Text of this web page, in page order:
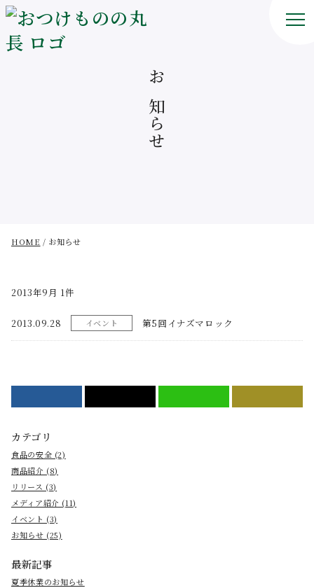
お知らせ
HOME お知らせ
2013年9月 1件
2013.09.28 イベント 第5回イナズマロック
カテゴリ
食品の安全 (2)
商品紹介 (8)
リリース (3)
メディア紹介 (11)
イベント (3)
お知らせ (25)
最新記事
夏季休業のお知らせ